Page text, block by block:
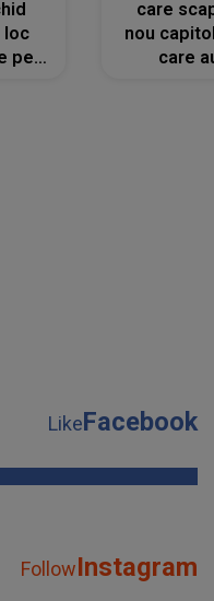
loc
pe
care
nou
care
LikeFacebook
FollowInstagram